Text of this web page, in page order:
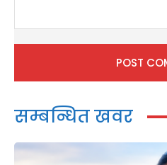
सम्बन्धित खवर